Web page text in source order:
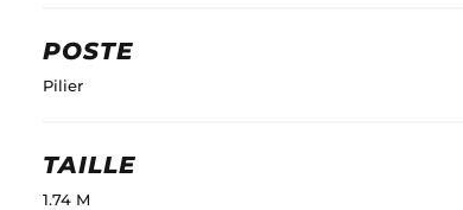
POSTE
Pilier
TAILLE
1.74 M